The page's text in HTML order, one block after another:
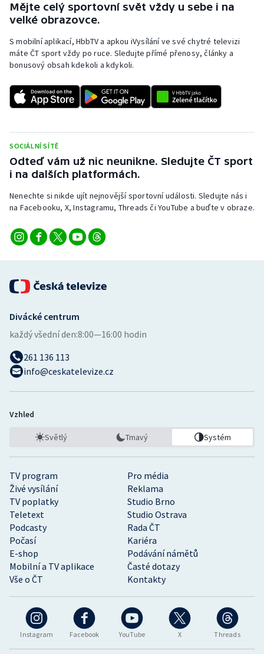
Rychlobruslení
Rychlostní kanoistika
Sportovní střelba
Stolní tenis
Triatlon
Veslování
Volejbal
Mějte celý sportovní svět vždy u sebe i na
velké obrazovce.
S mobilní aplikací, HbbTV a apkou iVysílání ve své chytré televizi
máte ČT sport vždy po ruce. Sledujte přímé přenosy, články a
bonusový obsah kdekoli a kdykoli.
SOCIÁLNÍ SÍTĚ
Odteď vám už nic neunikne. Sledujte ČT sport
i na dalších platformách.
Nenechte si nikde ujít nejnovější sportovní události. Sledujte nás i
na Facebooku, X, Instagramu, Threads či YouTube a buďte v obraze.
Instagram Facebook YouTube X Threads
TV program
Pro média
Živé vysílání
Reklama
TV poplatky
Studio Brno
Teletext
Studio Ostrava
Podcasty
Rada ČT
Počasí
Kariéra
E-shop
Podávání námětů
Mobilní a TV aplikace
Časté dotazy
Vše o ČT
Kontakty
Divácké centrum
každý všední den:8:00—16:00 hodin
261 136 113
info@ceskatelevize.cz
Vzhled
Světlý Tmavý Systém